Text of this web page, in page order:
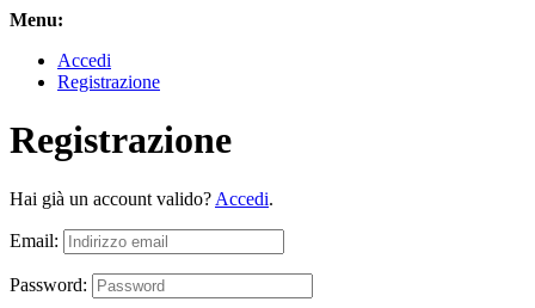
Menu:
Accedi
Registrazione
Registrazione
Hai già un account valido? Accedi.
Email:
Password: